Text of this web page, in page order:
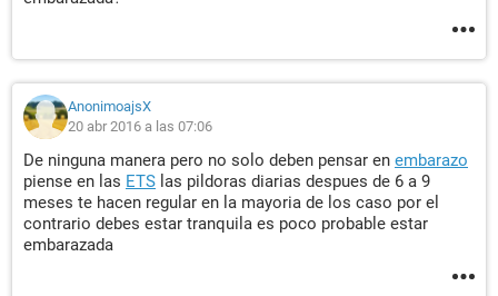
AnonimoajsX
20 abr 2016 a las 07:06
De ninguna manera pero no solo deben pensar en embarazo
piense en las ETS las pildoras diarias despues de 6 a 9
meses te hacen regular en la mayoria de los caso por el
contrario debes estar tranquila es poco probable estar
embarazada